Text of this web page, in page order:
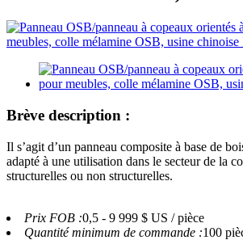
Brève description :
Il s’agit d’un panneau composite à base de
adapté à une utilisation dans le secteur de la
structurelles ou non structurelles.
Prix ​​FOB :0,5 - 9 999 $ US / pièce
Quantité minimum de commande :100